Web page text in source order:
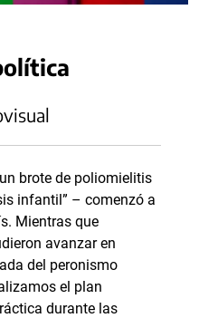
brote de poliomielitis
infantil” – comenzó a
Mientras que
avanzar en
del peronismo
el plan
durante las